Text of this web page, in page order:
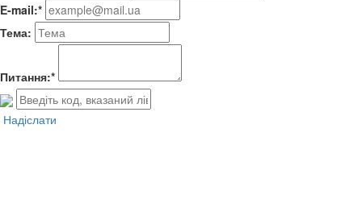
E-mail:*
Тема:
Питання:*
Надіслати